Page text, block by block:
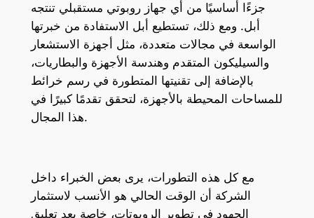
جزءًا أساسيًا من أي جهاز روبوتي مستقبلي تنتجه
أبل. ومع ذلك، تستطيع أبل الاستفادة من خبرتها
الواسعة في مجالات متعددة، مثل أجهزة الاستشعار
والسيليكون المتقدم وهندسة الأجهزة والبطاريات،
بالإضافة إلى تقنيتها المتطورة في رسم خرائط
للمساحات المحيطة بالأجهزة، لتحقق تقدمًا كبيرًا في
هذا المجال.
مع كل هذه التطورات، يرى بعض الخبراء داخل
الشركة أن الوقت الحالي هو الأنسب لاستثمار
الجهود في تطوير الروبوتات، خاصة بعد تعليق